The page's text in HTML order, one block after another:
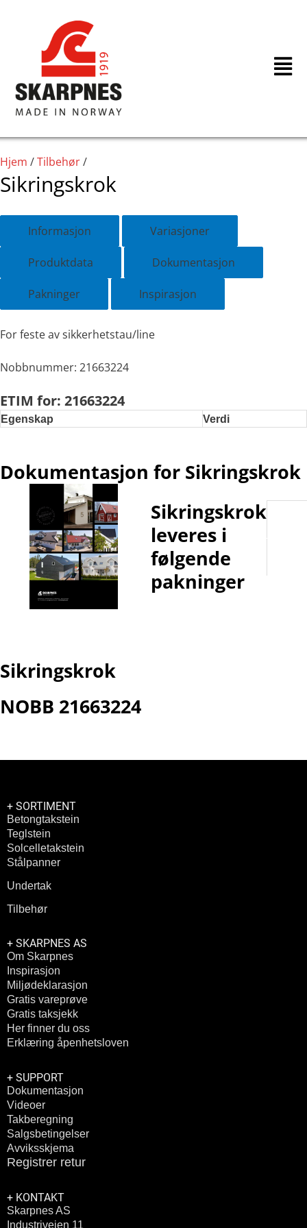
innholdet
Hjem /Tilbehør/
Sikringskrok
Informasjon
Variasjoner
Produktdata
Dokumentasjon
Pakninger
Inspirasjon
For feste av sikkerhetstau/line
Nobbnummer: 21663224
ETIM for: 21663224
Egenskap Verdi
Dokumentasjon for Sikringskrok
Sikringskrok
leveres i
følgende
pakninger
Sikringskrok
NOBB 21663224
+ SORTIMENT
Betongtakstein
Teglstein
Solcelletakstein
Stålpanner
Undertak
Tilbehør
+ SKARPNES AS
Om Skarpnes
Inspirasjon
Miljødeklarasjon
Gratis vareprøve
Gratis taksjekk
Her finner du oss
Erklæring åpenhetsloven
+ SUPPORT
Dokumentasjon
Videoer
Takberegning
Salgsbetingelser
Avviksskjema
Registrer retur
+ KONTAKT
Skarpnes AS
Industriveien 11